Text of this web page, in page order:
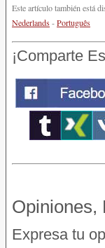
Este artículo también está
Nederlands-Português
¡Comparte
Opiniones,
Expresa tu